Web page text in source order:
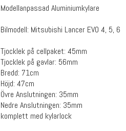
Modellanpassad Aluminiumkylare
Bilmodell: Mitsubishi Lancer EVO 4, 5, 6
Tjocklek på cellpaket: 45mm
Tjocklek på gavlar: 56mm
Bredd: 71cm
Höjd: 47cm
Övre Anslutningen: 35mm
Nedre Anslutningen: 35mm
komplett med kylarlock